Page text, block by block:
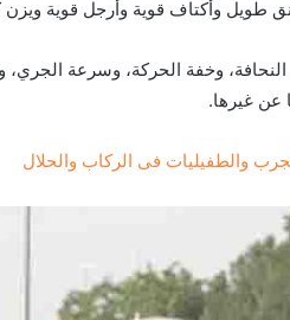
وأكتاف قوية وأرجل قوية ويزن كل منهم ما بين
وخفة الحركة، وسرعة الجري،
عن غيرها.
والطفيليات فى الركاب والحلال